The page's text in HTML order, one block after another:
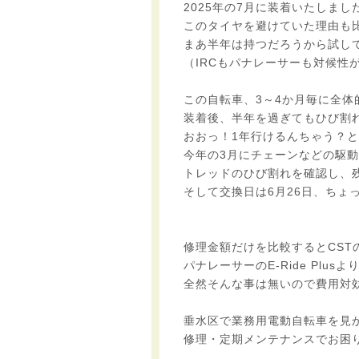
2025年の7月に装着いたしまし
このタイヤを避けていた理由も
まあ半年は持つだろうから試し
（IRCもパナレーサーも対候性
この自転車、3～4か月毎に全
装着後、半年を過ぎてもひび割
おおっ！1年行けるんちゃう？
今年の3月にチェーンなどの駆
トレッドのひび割れを確認し
そして交換日は6月26日、ちょ
修理金額だけを比較すると
パナレーサーのE-Ride Plusよ
全然そんな事は無いので費用対
垂水区で業務用電動自転車を見
修理・定期メンテナンスでお困